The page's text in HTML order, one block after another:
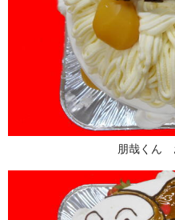
朋哉くん